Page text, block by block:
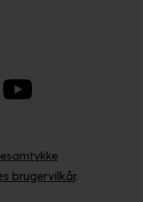
brugervilkår.